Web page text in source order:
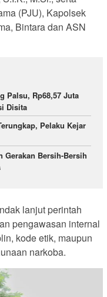
(PJU), Kapolsek
Bintara dan ASN
Palsu, Rp68,57 Juta
Disita
Pelaku Kejar
Gerakan Bersih-Bersih
lanjut perintah
pengawasan internal
kode etik, maupun
narkoba.